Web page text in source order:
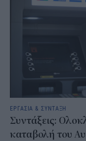
ΕΡΓΑΣΙΑ & ΣΥΝΤΑΞΗ
Συντάξεις:
καταβολή του